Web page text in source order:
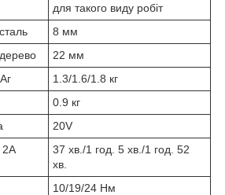
для такого виду робіт
8 мм
22 мм
1.3/1.6/1.8 кг
0.9 кг
20V
2А
37 хв./1 год. 5 хв./1 год. 52
хв.
10/19/24 Нм